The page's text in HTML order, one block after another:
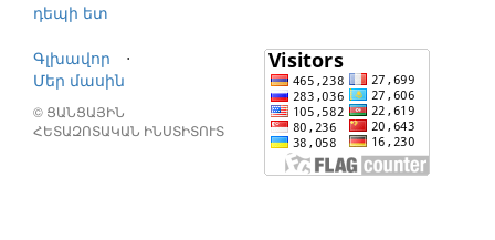
դեպի ետ
Գլխավոր
⋅
Մեր մասին
© ՑԱՆՑԱՅԻՆ
ՀԵՏԱԶՈՏԱԿԱՆ ԻՆՍՏԻՏՈՒՏ